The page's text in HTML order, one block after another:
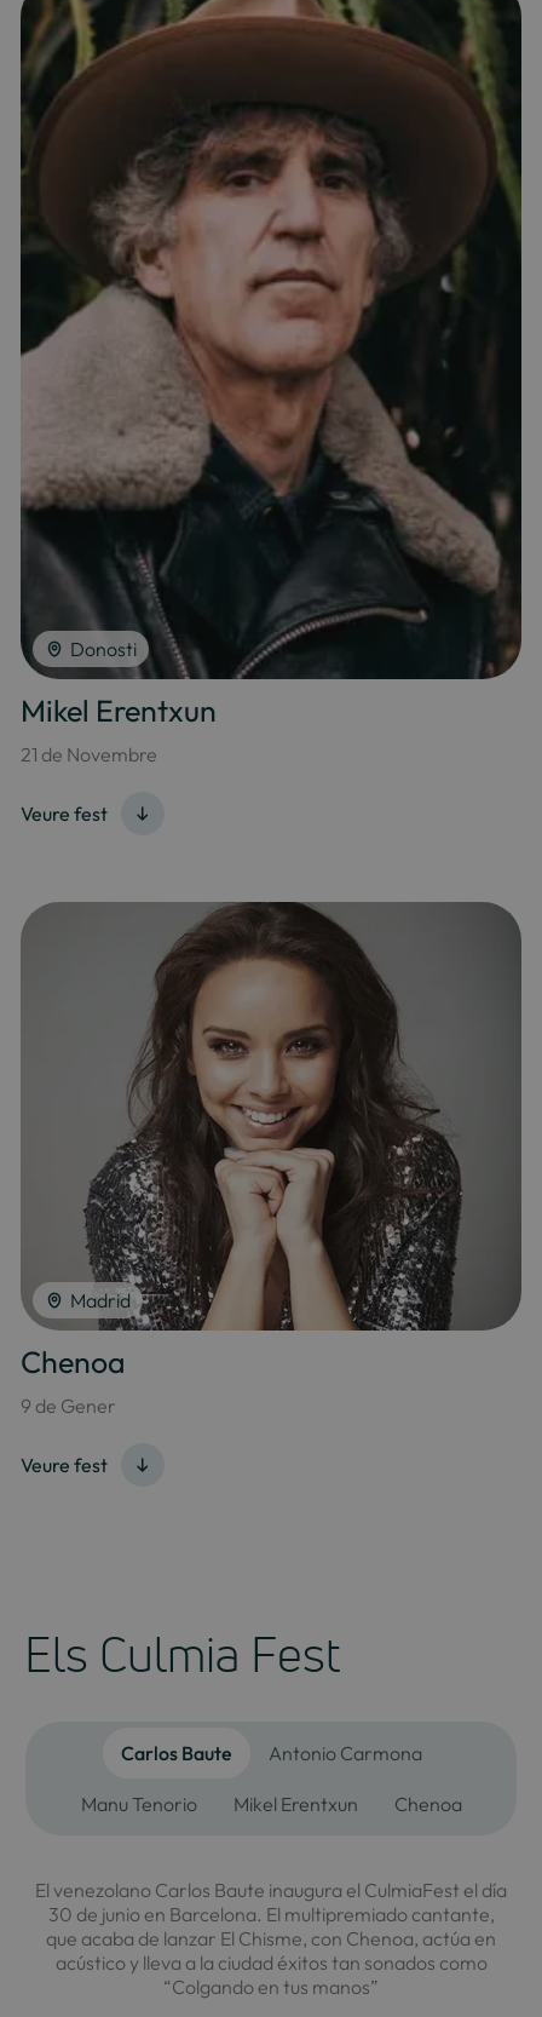
Donosti
Mikel Erentxun
21 de Novembre
Veure fest
Madrid
Chenoa
9 de Gener
Veure fest
Els Culmia Fest
Carlos Baute Antonio Carmona
Manu Tenorio Mikel Erentxun Chenoa
El venezolano Carlos Baute inaugura el CulmiaFest el día
30 de junio en Barcelona. El multipremiado cantante,
que acaba de lanzar El Chisme, con Chenoa, actúa en
acústico y lleva a la ciudad éxitos tan sonados como
“Colgando en tus manos”